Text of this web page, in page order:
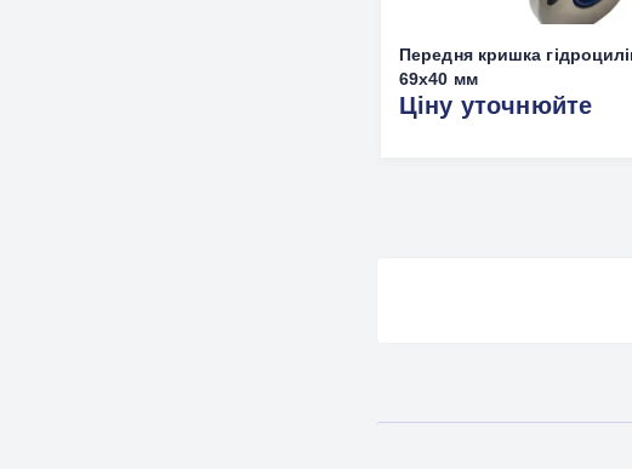
Передня кришка
69x40 мм
Ціну уточнюйте